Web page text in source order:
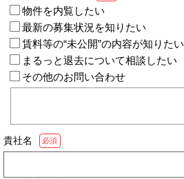
物件を内覧したい
最新の募集状況を知りたい
賃料等の“未公開”の内容が知りたい
まるっと退去について相談したい
その他のお問い合わせ
貴社名 必須